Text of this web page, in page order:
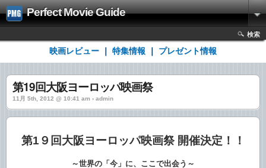
Perfect Movie Guide
検索
映画レビュー 特集情報 プレゼント情報
第19回大阪ヨーロッパ映画祭
11月 5th, 2012 @ 10:41 am › admin
第1９回大阪ヨーロッパ映画祭 開催決定！！
～世界の「今」に、ここで出会う～